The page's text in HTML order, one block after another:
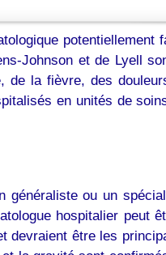
Johnson et de Lyell
de la fièvre, des
en unités de
ou un
hospitalier peut
devraient être les